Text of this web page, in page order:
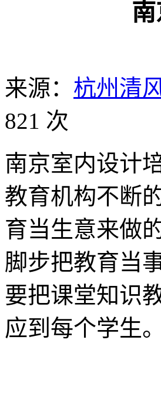
来源： 杭州清
821 次
南京室内设计
教育机构不断
育当生意来做
脚步把教育当
要把课堂知识
应到每个学生。